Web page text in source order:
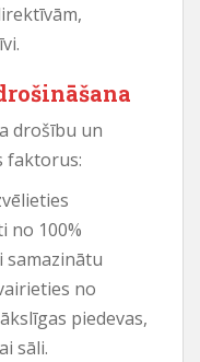
drošību un
faktorus:
no 100%
samazinātu
no
piedevas,
sāli.